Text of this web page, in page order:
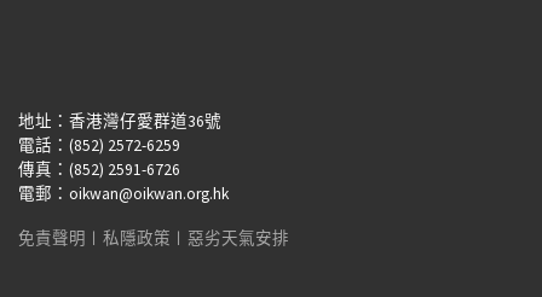
地址：香港灣仔愛群道36號
電話：(852) 2572-6259
傳真：(852) 2591-6726
電郵：oikwan@oikwan.org.hk
免責聲明 ︱ 私隱政策 ︱ 惡劣天氣安排